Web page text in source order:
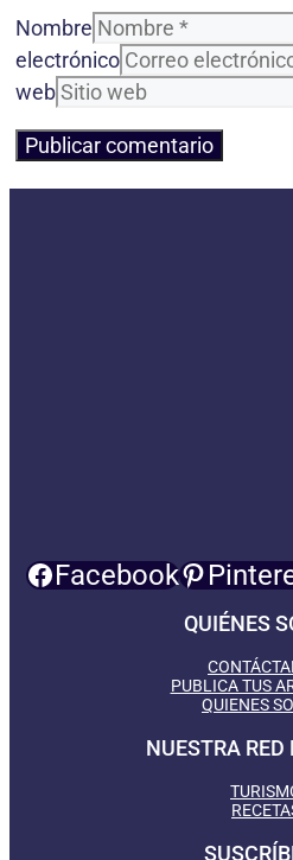
Nombre
electrónico
web
Facebook
QUIÉNES
PUBLICA TUS
QUIENES
NUESTRA RED